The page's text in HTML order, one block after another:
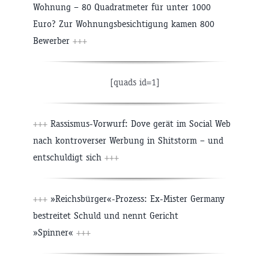
Wohnung – 80 Quadratmeter für unter 1000
Euro? Zur Wohnungsbesichtigung kamen 800
Bewerber +++
[quads id=1]
+++ Rassismus-Vorwurf: Dove gerät im Social Web
nach kontroverser Werbung in Shitstorm – und
entschuldigt sich +++
+++ »Reichsbürger«-Prozess: Ex-Mister Germany
bestreitet Schuld und nennt Gericht
»Spinner« +++